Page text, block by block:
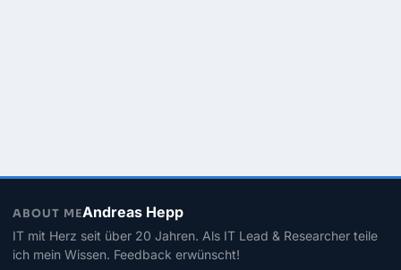
ABOUT MEAndreas Hepp
IT mit Herz seit über 20 Jahren. Als IT Lead & Researcher teile
ich mein Wissen. Feedback erwünscht!